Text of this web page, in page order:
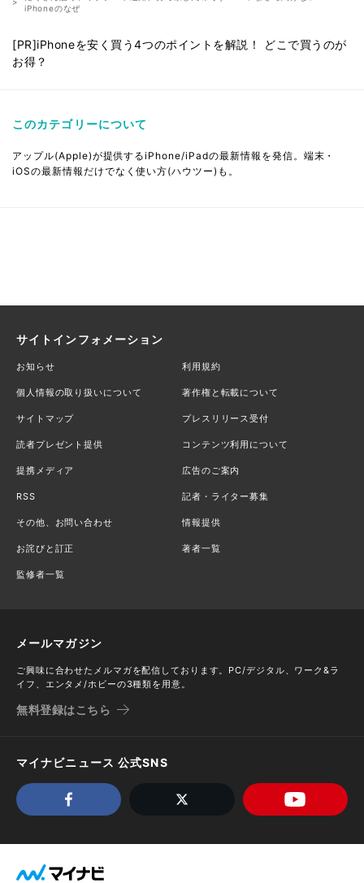
iPhoneのなぜ
[PR]iPhoneを安く買う4つのポイントを解説！ どこで買うのが
お得？
このカテゴリーについて
アップル(Apple)が提供するiPhone/iPadの最新情報を発信。端末・
iOSの最新情報だけでなく使い方(ハウツー)も。
サイトインフォメーション
お知らせ 利用規約
個人情報の取り扱いについて 著作権と転載について
サイトマップ プレスリリース受付
読者プレゼント提供 コンテンツ利用について
提携メディア 広告のご案内
RSS 記者・ライター募集
その他、お問い合わせ 情報提供
お詫びと訂正 著者一覧
監修者一覧
メールマガジン
ご興味に合わせたメルマガを配信しております。PC/デジタル、ワーク&ラ
イフ、エンタメ/ホビーの3種類を用意。
無料登録はこちら
マイナビニュース 公式SNS